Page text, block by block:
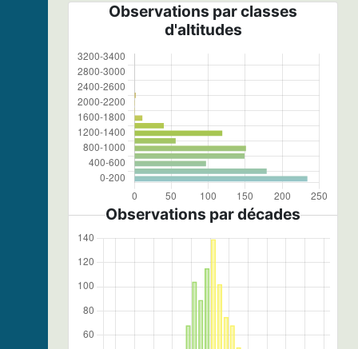
Observations par classes
d'altitudes
Observations par décades